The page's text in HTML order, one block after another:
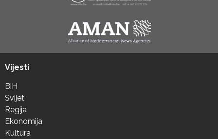
Vijesti
BiH
Svijet
Regija
Ekonomija
Kultura